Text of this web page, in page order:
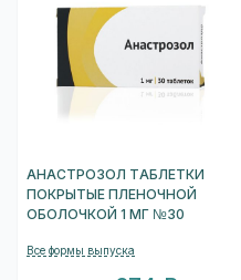
АНАСТРОЗОЛ ТАБЛЕТКИ
ПОКРЫТЫЕ ПЛЕНОЧНОЙ
ОБОЛОЧКОЙ 1 МГ №30
Все формы выпуска